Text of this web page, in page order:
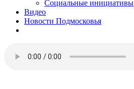
Социальные инициативы
Видео
Новости Подмосковья